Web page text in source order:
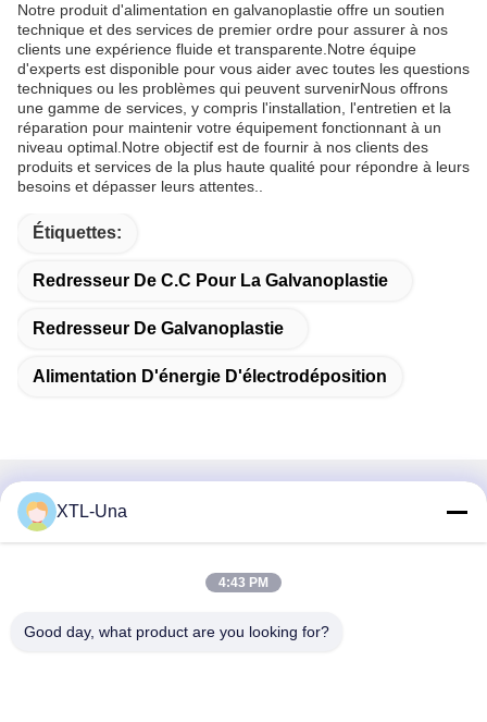
Notre produit d'alimentation en galvanoplastie offre un soutien
technique et des services de premier ordre pour assurer à nos
clients une expérience fluide et transparente.Notre équipe
d'experts est disponible pour vous aider avec toutes les questions
techniques ou les problèmes qui peuvent survenirNous offrons
une gamme de services, y compris l'installation, l'entretien et la
réparation pour maintenir votre équipement fonctionnant à un
niveau optimal.Notre objectif est de fournir à nos clients des
produits et services de la plus haute qualité pour répondre à leurs
besoins et dépasser leurs attentes..
Étiquettes:
Redresseur De C.C Pour La Galvanoplastie
Redresseur De Galvanoplastie
Alimentation D'énergie D'électrodéposition
Contactez rapidement
No. 327, route de Xingye, région est d'industrie, Xindu, ville
XTL-Una
4:43 PM
Good day, what product are you looking for?